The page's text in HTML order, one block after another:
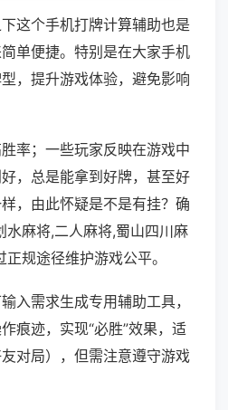
这个手机打牌计算辅助也是
单便捷。特别是在大家手机
，提升游戏体验，避免影响
率；一些玩家反映在游戏中
，总是能拿到好牌，甚至好
，由此怀疑是不是有挂？确
水麻将,二人麻将,蜀山四川麻
规途径维护游戏公平。
入需求生成专用辅助工具，
痕迹，实现“必胜”效果，适
对局），但需注意遵守游戏